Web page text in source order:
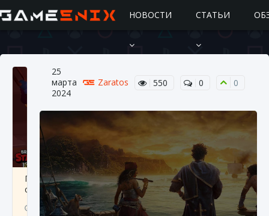
НОВОСТИ СТАТЬИ
Подробное руководство по получению
самоцветов Brawl Stars
10 августа 2024 2 685 1
25
марта
2024
Zaratos 550 0 0